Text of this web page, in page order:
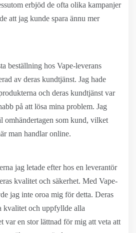
erbjöd de ofta olika kampanjer
att jag kunde spara ännu mer
beställning hos Vape-leverans
av deras kundtjänst. Jag hade
och deras kundtjänst var
på att lösa mina problem. Jag
omhändertagen som kund, vilket
man handlar online.
jag letade efter hos en leverantör
kvalitet och säkerhet. Med Vape-
jag inte oroa mig för detta. Deras
kvalitet och uppfyllde alla
var en stor lättnad för mig att veta att